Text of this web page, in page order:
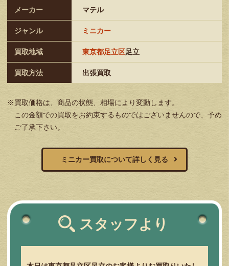
メーカー マテル
ジャンル ミニカー
買取地域 東京都足立区足立
買取方法 出張買取
※買取価格は、商品の状態、相場により変動します。
この金額での買取をお約束するものではございませんので、予め
ご了承下さい。
ミニカー買取について詳しく見る
スタッフより